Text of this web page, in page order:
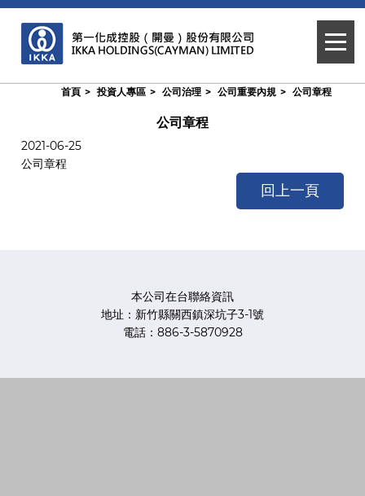
首頁 投資人專區 公司治理 公司重要內規 公司章程
公司章程
2021-06-25
公司章程
回上一頁
本公司在台聯絡資訊
地址：新竹縣關西鎮深坑子3-1號
電話：886-3-5870928